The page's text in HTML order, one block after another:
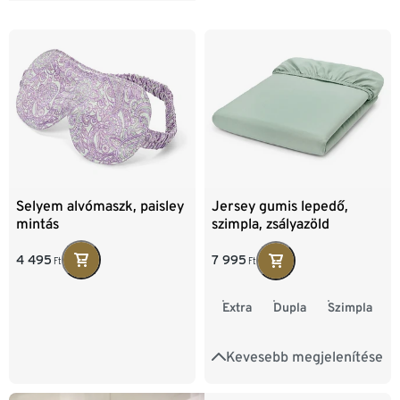
Selyem alvómaszk, paisley
mintás
4 495 Ft
Jersey gumis lepedő,
szimpla, zsályazöld
7 995 Ft
Kevesebb megjelenítése
Extra Dupla Szimpla